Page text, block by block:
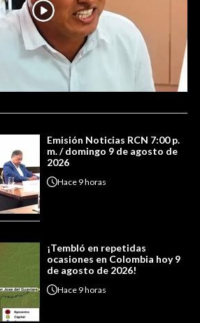
Emisión Noticias RCN 7:00 p.
m. / domingo 9 de agosto de
2026
Hace 9 horas
¡Tembló en repetidas
ocasiones en Colombia hoy 9
de agosto de 2026!
Hace 9 horas